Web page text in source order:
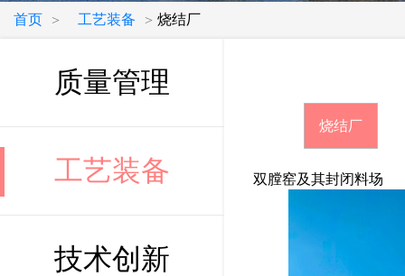
首页 > 工艺装备 > 烧结厂
质量管理
工艺装备
技术创新
烧结厂
双膛窑及其封闭料场